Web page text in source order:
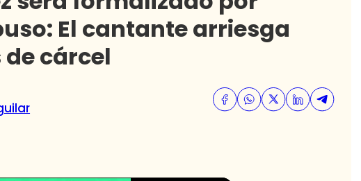
El cantante arriesga
de cárcel